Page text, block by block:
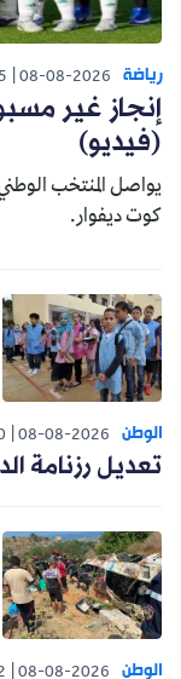
رياضة 08-08-2026
إنجاز غير
(فيديو)
يواصل المنتخب
كوت ديفوار.
الوطن 08-08-2026
تعديل رزنامة
الوطن 08-08-2026